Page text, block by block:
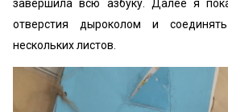
завершила всю азбуку. Далее я
отверстия дыроколом и
нескольких листов.